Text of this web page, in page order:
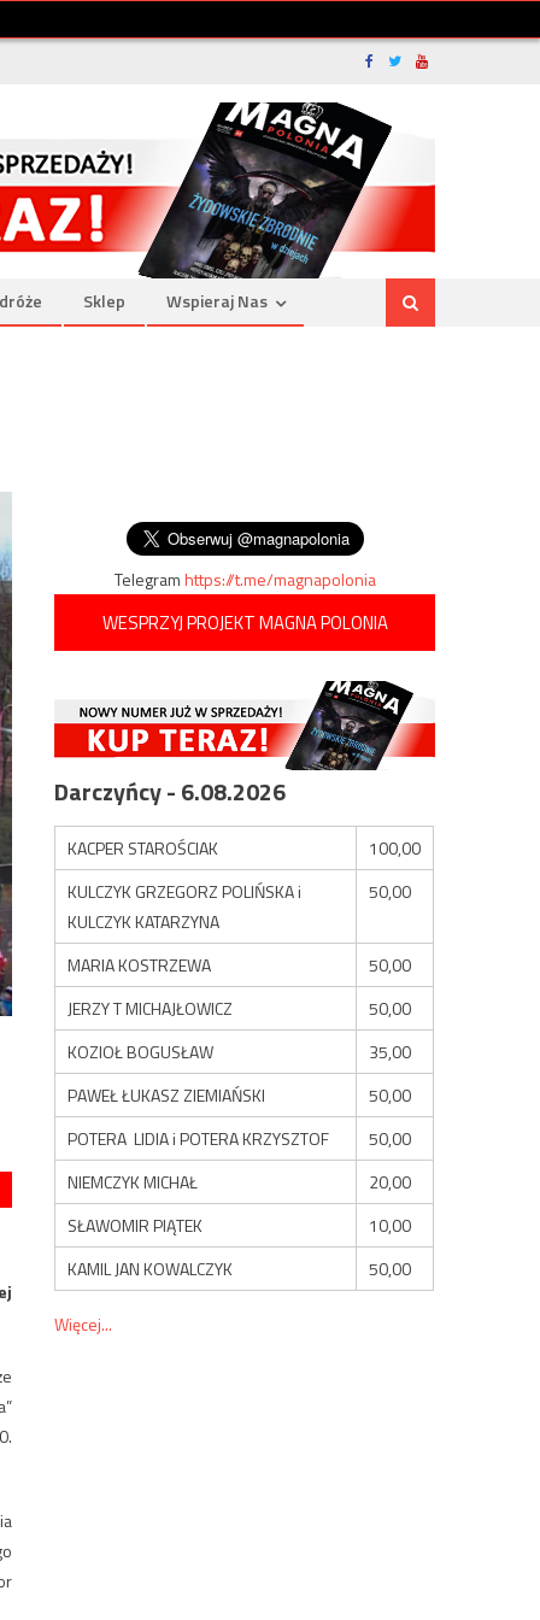
Sklep Wspieraj Nas
Telegramhttps://t.me/magnapolonia
WESPRZYJ PROJEKT MAGNA POLONIA
Darczyńcy - 6.08.2026
KACPER STAROŚCIAK
100,00
KULCZYK GRZEGORZ POLIŃSKA i
KULCZYK KATARZYNA
50,00
MARIA KOSTRZEWA
50,00
JERZY T MICHAJŁOWICZ
50,00
KOZIOŁ BOGUSŁAW
35,00
PAWEŁ ŁUKASZ ZIEMIAŃSKI
50,00
POTERA LIDIA i POTERA KRZYSZTOF
50,00
NIEMCZYK MICHAŁ
20,00
SŁAWOMIR PIĄTEK
10,00
KAMIL JAN KOWALCZYK
50,00
Więcej...